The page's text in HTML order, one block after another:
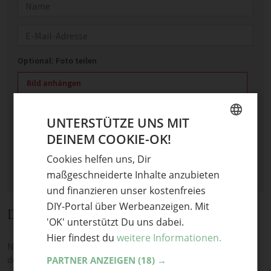
Optional: Foto teilen
Bild anhängen
Maximale Dateigröße: 8 MB.
Diskussion
deine Meinung.
UNTERSTÜTZE UNS MIT
DEINEM COOKIE-OK!
Cookies helfen uns, Dir
maßgeschneiderte Inhalte anzubieten
und finanzieren unser kostenfreies
DIY-Portal über Werbeanzeigen. Mit
'OK' unterstützt Du uns dabei.
Hier findest du weitere Informationen.
PARTNER ANZEIGEN (18) →